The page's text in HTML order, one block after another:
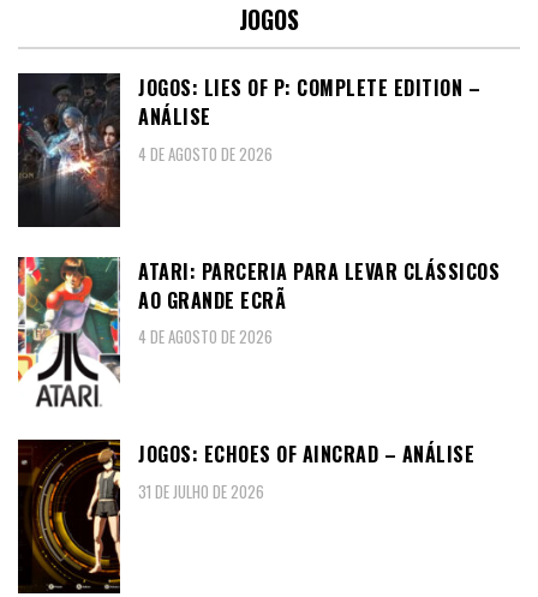
JOGOS
JOGOS: LIES OF P: COMPLETE EDITION –
ANÁLISE
4 DE AGOSTO DE 2026
ATARI: PARCERIA PARA LEVAR CLÁSSICOS
AO GRANDE ECRÃ
4 DE AGOSTO DE 2026
JOGOS: ECHOES OF AINCRAD – ANÁLISE
31 DE JULHO DE 2026